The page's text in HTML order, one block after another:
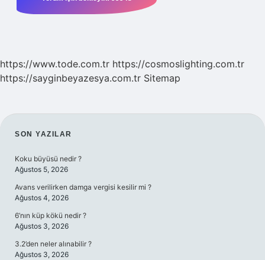
https://www.tode.com.tr https://cosmoslighting.com.tr
https://sayginbeyazesya.com.tr Sitemap
SIDEBAR
SON YAZILAR
Koku büyüsü nedir ?
Ağustos 5, 2026
Avans verilirken damga vergisi kesilir mi ?
Ağustos 4, 2026
6’nın küp kökü nedir ?
Ağustos 3, 2026
3.2’den neler alınabilir ?
Ağustos 3, 2026